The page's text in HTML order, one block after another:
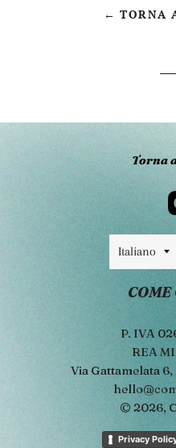
← TORNA
Lingua
Italiano
COME
P. IVA
REA
Via Gattamelata
© 2026,
Privacy
Torna